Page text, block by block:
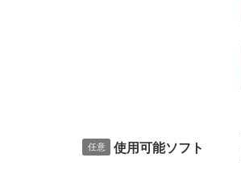
任意 使用可能ソフト